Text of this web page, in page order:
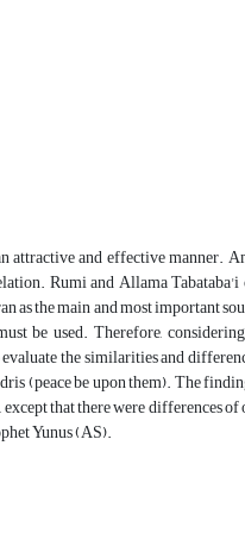
attractive and effective manner.
Rumi and Allama
as the main and most important
be used. Therefore,
the similarities and
(peace be upon them). The
that there were differences
Yunus (AS).